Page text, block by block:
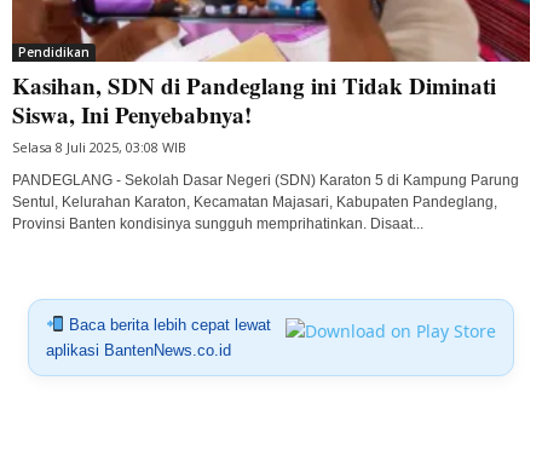
Pendidikan
Kasihan, SDN di Pandeglang ini Tidak Diminati
Siswa, Ini Penyebabnya!
Selasa 8 Juli 2025, 03:08 WIB
PANDEGLANG - Sekolah Dasar Negeri (SDN) Karaton 5 di Kampung Parung
Sentul, Kelurahan Karaton, Kecamatan Majasari, Kabupaten Pandeglang,
Provinsi Banten kondisinya sungguh memprihatinkan. Disaat...
Baca berita lebih cepat lewat
aplikasi BantenNews.co.id